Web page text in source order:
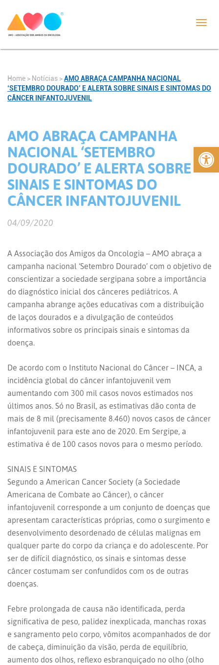
Abrir
Home > Notícias >AMO ABRAÇA CAMPANHA NACIONAL
‘SETEMBRO DOURADO’ E ALERTA SOBRE SINAIS E SINTOMAS DO
CÂNCER INFANTOJUVENIL
AMO ABRAÇA CAMPANHA
NACIONAL ‘SETEMBRO
DOURADO’ E ALERTA SOBRE
SINAIS E SINTOMAS DO
CÂNCER INFANTOJUVENIL
04/09/2020
A Associação dos Amigos da Oncologia – AMO abraça a
campanha nacional ‘Setembro Dourado’ com o objetivo de
conscientizar a sociedade sergipana sobre a importância
do diagnóstico inicial dos cânceres pediátricos. A
campanha abrange ações educativas com a distribuição
de laços dourados e a divulgação de conteúdos
informativos sobre os principais sinais e sintomas da
doença.
De acordo com o Instituto Nacional do Câncer – INCA, a
incidência global do câncer infantojuvenil vem
aumentando com 300 mil casos novos estimados nos
últimos anos. Só no Brasil, as estimativas dão conta de
mais de 8 mil (precisamente 8.460) novos casos de câncer
infantojuvenil para este ano de 2020. Em Sergipe, a
estimativa é de 100 casos novos para o mesmo período.
SINAIS E SINTOMAS
Segundo a American Cancer Society (a Sociedade
Americana de Combate ao Câncer), o câncer
infantojuvenil corresponde a um conjunto de doenças que
apresentam características próprias, como o surgimento e
desenvolvimento desordenado de células malignas em
qualquer parte do corpo da criança e do adolescente. Por
ser de difícil diagnóstico, os sinais e sintomas desse
câncer costumam ser confundidos com os de outras
doenças.
Febre prolongada de causa não identificada, perda
significativa de peso, palidez inexplicada, manchas roxas
e sangramento pelo corpo, vômitos acompanhados de dor
de cabeça, diminuição da visão, perda de equilíbrio,
aumento dos olhos, reflexo esbranquiçado no olho (olho